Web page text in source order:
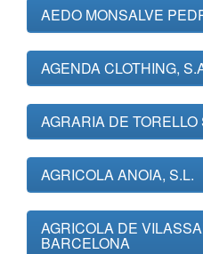
AEDO MONSALVE
AGENDA CLOTHING,
AGRARIA DE TORELLO
AGRICOLA ANOIA, S.L.
AGRICOLA DE
BARCELONA